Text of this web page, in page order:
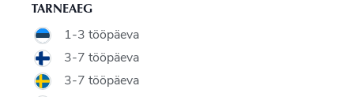
TARNEAEG
1-3 tööpäeva
3-7 tööpäeva
3-7 tööpäeva